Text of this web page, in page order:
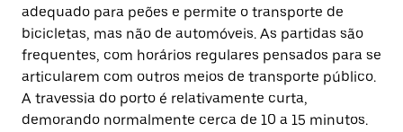
adequado para peões e permite o transporte de
bicicletas, mas não de automóveis. As partidas são
frequentes, com horários regulares pensados para se
articularem com outros meios de transporte público.
A travessia do porto é relativamente curta,
demorando normalmente cerca de 10 a 15 minutos.